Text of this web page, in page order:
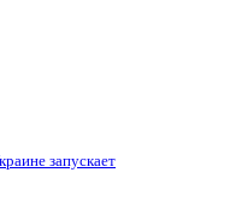
запускает